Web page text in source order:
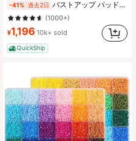
-41% 過去2日 バストアップ パッド付き レース ブラジャー 調節可能な肩紐 小胸用 Aカップ/Bカップ
(1000+)
#1 ベストセラー
(1000+)
#1 ベストセラー
(1000+)
#1 ベストセラー
ブラック 女性用ブラジャーとブラレット
(1000+)
¥1,196 10k+ sold
QuickShip